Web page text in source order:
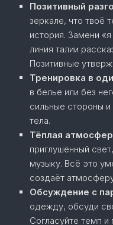
Позитивный
зеркале, что твоё
история. Замени
линия талии
Позитивные
Тренировка в
в белье или без
сильные стороны
тела.
Тёплая
приглушённый
музыку. Всё это
создаёт
Обсуждение с
одежду, обсуди
Согласуйте темп и